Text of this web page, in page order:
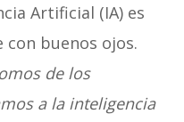
Artificial (IA) es
con buenos ojos.
de los
a la inteligencia